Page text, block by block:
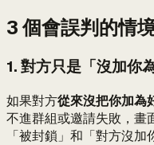
3 個會誤判的情
1. 對方只是「沒加你
如果對方從來沒把你加為
不進群組或邀請失敗，畫
「被封鎖」和「對方沒加